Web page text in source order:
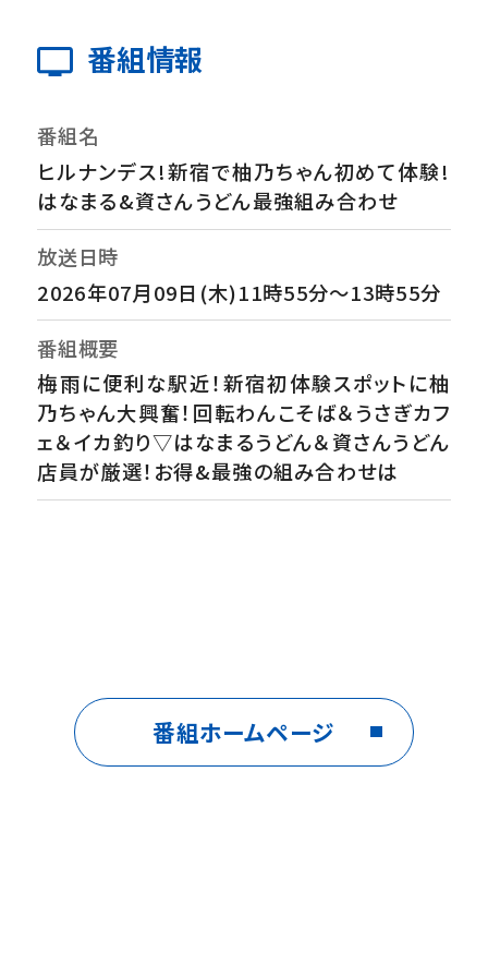
番組情報
番組名
ヒルナンデス!新宿で柚乃ちゃん初めて体験!
はなまる&資さんうどん最強組み合わせ
放送日時
2026年07月09日(木)11時55分～13時55分
番組概要
梅雨に便利な駅近！新宿初体験スポットに柚
乃ちゃん大興奮！回転わんこそば＆うさぎカフ
ェ＆イカ釣り▽はなまるうどん＆資さんうどん
店員が厳選！お得&最強の組み合わせは
番組ホームページ